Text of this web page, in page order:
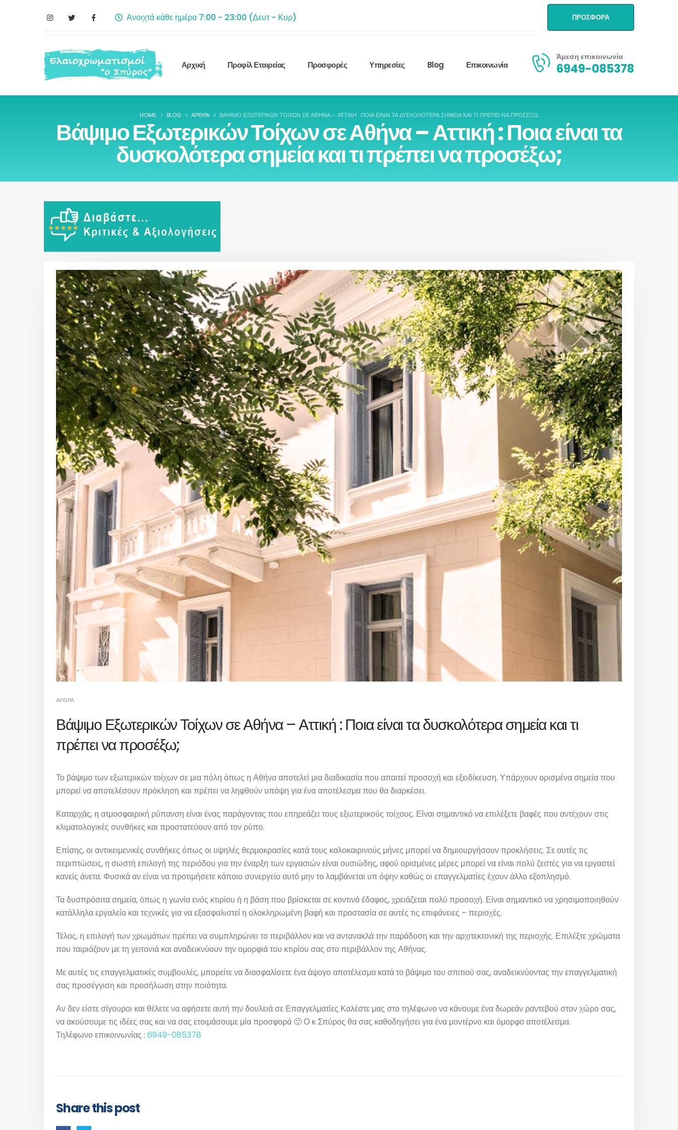
Ανοιχτά κάθε ημέρα 7:00 - 23:00 (Δευτ - Κυρ) ΠΡΟΣΦΟΡΑ
Αρχική Προφίλ Εταιρείας Προσφορές Υπηρεσίες Blog Επικοινωνία
Άμεση επικοινωνία
6949-085378
HOME BLOG ΆΡΘΡΑ ΒΆΨΙΜΟ ΕΞΩΤΕΡΙΚΏΝ ΤΟΊΧΩΝ ΣΕ ΑΘΉΝΑ – ΑΤΤΙΚΉ : ΠΟΙΑ ΕΊΝΑΙ ΤΑ ΔΥΣΚΟΛΌΤΕΡΑ ΣΗΜΕΊΑ ΚΑΙ ΤΙ ΠΡΈΠΕΙ ΝΑ ΠΡΟΣΈΞΩ;
Βάψιμο Εξωτερικών Τοίχων σε Αθήνα – Αττική : Ποια είναι τα
δυσκολότερα σημεία και τι πρέπει να προσέξω;
ΆΡΘΡΑ
Βάψιμο Εξωτερικών Τοίχων σε Αθήνα – Αττική : Ποια είναι τα δυσκολότερα σημεία και τι
πρέπει να προσέξω;
Το βάψιμο των εξωτερικών τοίχων σε μια πόλη όπως η Αθήνα αποτελεί μια διαδικασία που απαιτεί προσοχή και εξειδίκευση. Υπάρχουν ορισμένα σημεία που
μπορεί να αποτελέσουν πρόκληση και πρέπει να ληφθούν υπόψη για ένα αποτέλεσμα που θα διαρκέσει.
Καταρχάς, η ατμοσφαιρική ρύπανση είναι ένας παράγοντας που επηρεάζει τους εξωτερικούς τοίχους. Είναι σημαντικό να επιλέξετε βαφές που αντέχουν στις
κλιματολογικές συνθήκες και προστατεύουν από τον ρύπο.
Επίσης, οι αντικειμενικές συνθήκες όπως οι υψηλές θερμοκρασίες κατά τους καλοκαιρινούς μήνες μπορεί να δημιουργήσουν προκλήσεις. Σε αυτές τις
περιπτώσεις, η σωστή επιλογή της περιόδου για την έναρξη των εργασιών είναι ουσιώδης, αφού ορισμένες μέρες μπορεί να είναι πολύ ζεστές για να εργαστεί
κανείς άνετα. Φυσικά αν είναι να προτιμήσετε κάποιο συνεργείο αυτό μην το λαμβάνεται υπ όψην καθώς οι επαγγελματίες έχουν άλλο εξοπλησμό.
Τα δυσπρόσιτα σημεία, όπως η γωνία ενός κτιρίου ή η βάση που βρίσκεται σε κοντινό έδαφος, χρειάζεται πολύ προσοχή. Είναι σημαντικό να χρησιμοποιηθούν
κατάλληλα εργαλεία και τεχνικές για να εξασφαλιστεί η ολοκληρωμένη βαφή και προστασία σε αυτές τις επιφάνειες – περιοχές.
Τέλος, η επιλογή των χρωμάτων πρέπει να συμπληρώνει το περιβάλλον και να αντανακλά την παράδοση και την αρχιτεκτονική της περιοχής. Επιλέξτε χρώματα
που ταιριάζουν με τη γειτονιά και αναδεικνύουν την ομορφιά του κτιρίου σας στο περιβάλλον της Αθήνας.
Με αυτές τις επαγγελματικές συμβουλές, μπορείτε να διασφαλίσετε ένα άψογο αποτέλεσμα κατά το βάψιμο του σπιτιού σας, αναδεικνύοντας την επαγγελματική
σας προσέγγιση και προσήλωση στην ποιότητα.
Αν δεν είστε σίγουροι και θέλετε να αφήσετε αυτή την δουλειά σε Επαγγελματίες Καλέστε μας στο τηλέφωνο να κάνουμε ένα δωρεάν ραντεβού στον χώρο σας,
να ακούσουμε τις ιδέες σας και να σας ετοιμάσουμε μία προσφορά 🙂 Ο κ Σπύρος θα σας καθοδηγήσει για ένα μοντέρνο και όμορφο αποτέλεσμα.
Τηλέφωνο επικοινωνίας : 6949-085378
Share this post